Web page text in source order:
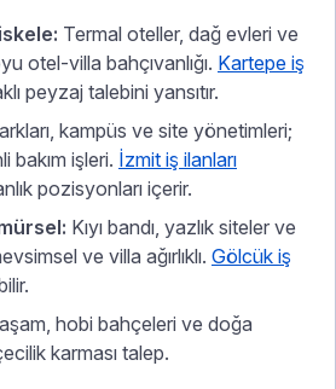
Termal oteller, dağ evleri ve
otel-villa bahçıvanlığı. Kartepe iş
peyzaj talebini yansıtır.
kampüs ve site yönetimleri;
bakım işleri. İzmit iş ilanları
pozisyonları içerir.
Kıyı bandı, yazlık siteler ve
ve villa ağırlıklı. Gölcük iş
hobi bahçeleri ve doğa
karması talep.